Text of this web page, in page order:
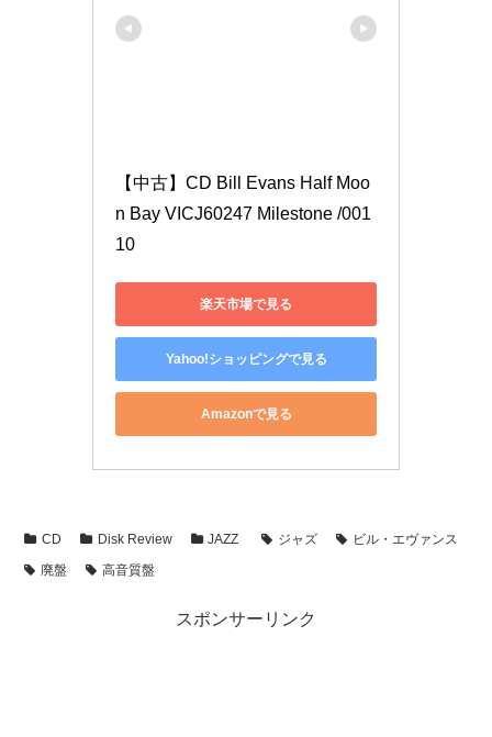
【中古】CD Bill Evans Half Moo
n Bay VICJ60247 Milestone /001
10
楽天市場で見る
Yahoo!ショッピングで見る
Amazonで見る
CD Disk Review JAZZ ジャズ
ビル・エヴァンス
廃盤
高音質盤
スポンサーリンク